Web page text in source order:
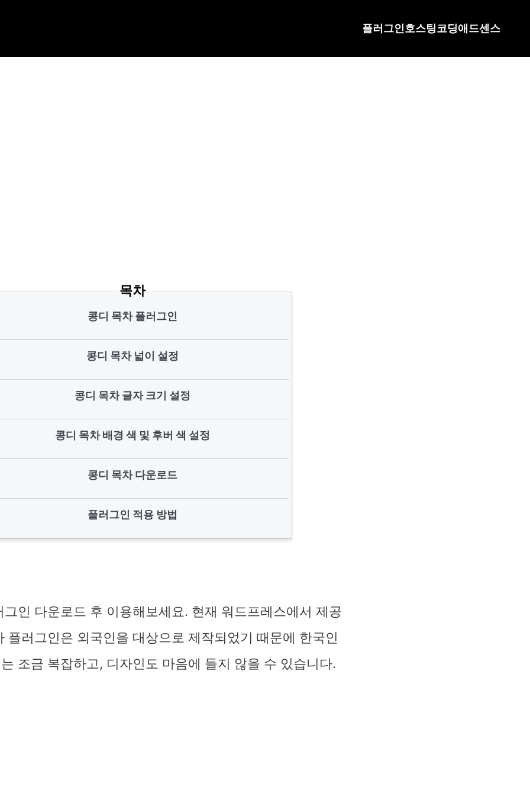
플러그인호스팅코딩애드센스
목차
콩디 목차 플러그인
콩디 목차 넓이 설정
콩디 목차 글자 크기 설정
콩디 목차 배경 색 및 후버 색 설정
콩디 목차 다운로드
플러그인 적용 방법
그인 다운로드 후 이용해보세요. 현재 워드프레스에서 제공
플러그인은 외국인을 대상으로 제작되었기 때문에 한국인
조금 복잡하고, 디자인도 마음에 들지 않을 수 있습니다.